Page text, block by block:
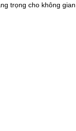
trọng cho không gian